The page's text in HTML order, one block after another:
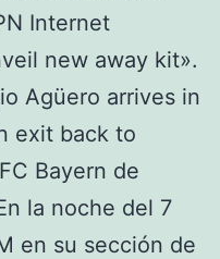
Internet
new away kit».
Agüero arrives in
exit back to
Bayern de
la noche del 7
en su sección de